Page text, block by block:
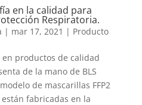
en la calidad para
Respiratoria.
| mar 17, 2021 | Producto
en productos de calidad
de la mano de BLS
de mascarillas FFP2
están fabricadas en la